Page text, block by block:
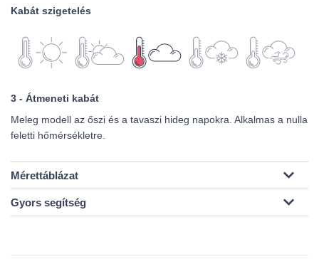
Kabát szigetelés
3 - Átmeneti kabát
Meleg modell az őszi és a tavaszi hideg napokra. Alkalmas a nulla
feletti hőmérsékletre.
Mérettáblázat
Gyors segítség